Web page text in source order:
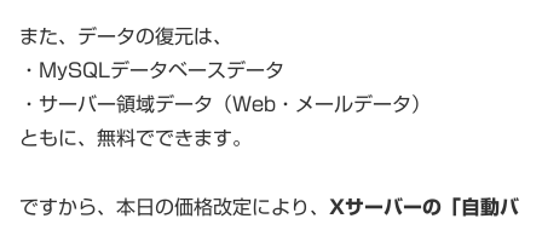
また、データの復元は、
・MySQLデータベースデータ
・サーバー領域データ（Web・メールデータ）
ともに、無料でできます。
ですから、本日の価格改定により、 Xサーバーの「自動バ